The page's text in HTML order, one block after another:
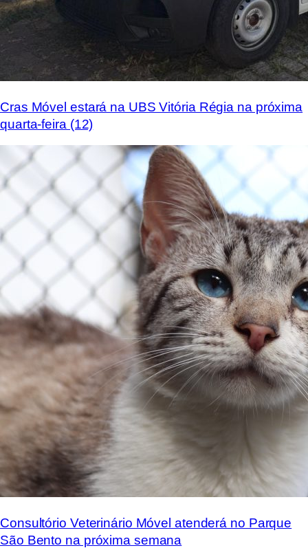
Cras Móvel estará na UBS Vitória Régia na próxima
quarta-feira (12)
Consultório Veterinário Móvel atenderá no Parque
São Bento na próxima semana